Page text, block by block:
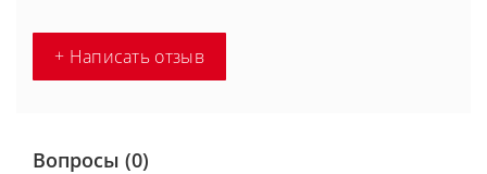
+ Написать отзыв
Вопросы (0)